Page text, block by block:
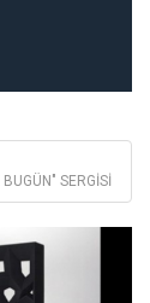
SERGİSİ